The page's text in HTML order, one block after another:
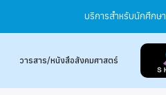
บริการสำหรับนักศึกษา
วารสาร/หนังสือสังคมศาสตร์